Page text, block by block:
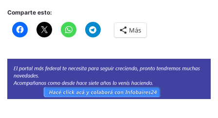
Comparte esto:
Más